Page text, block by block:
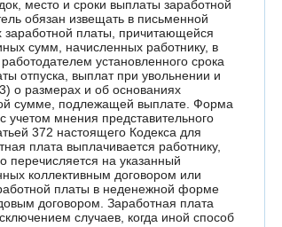
место и сроки выплаты заработной
обязан извещать в письменной
заработной платы, причитающейся
сумм, начисленных работнику, в
установленного срока
отпуска, выплат при увольнении и
о размерах и об основаниях
сумме, подлежащей выплате. Форма
учетом мнения представительного
372 настоящего Кодекса для
плата выплачивается работнику,
перечисляется на указанный
коллективным договором или
платы в неденежной форме
договором. Заработная плата
случаев, когда иной способ